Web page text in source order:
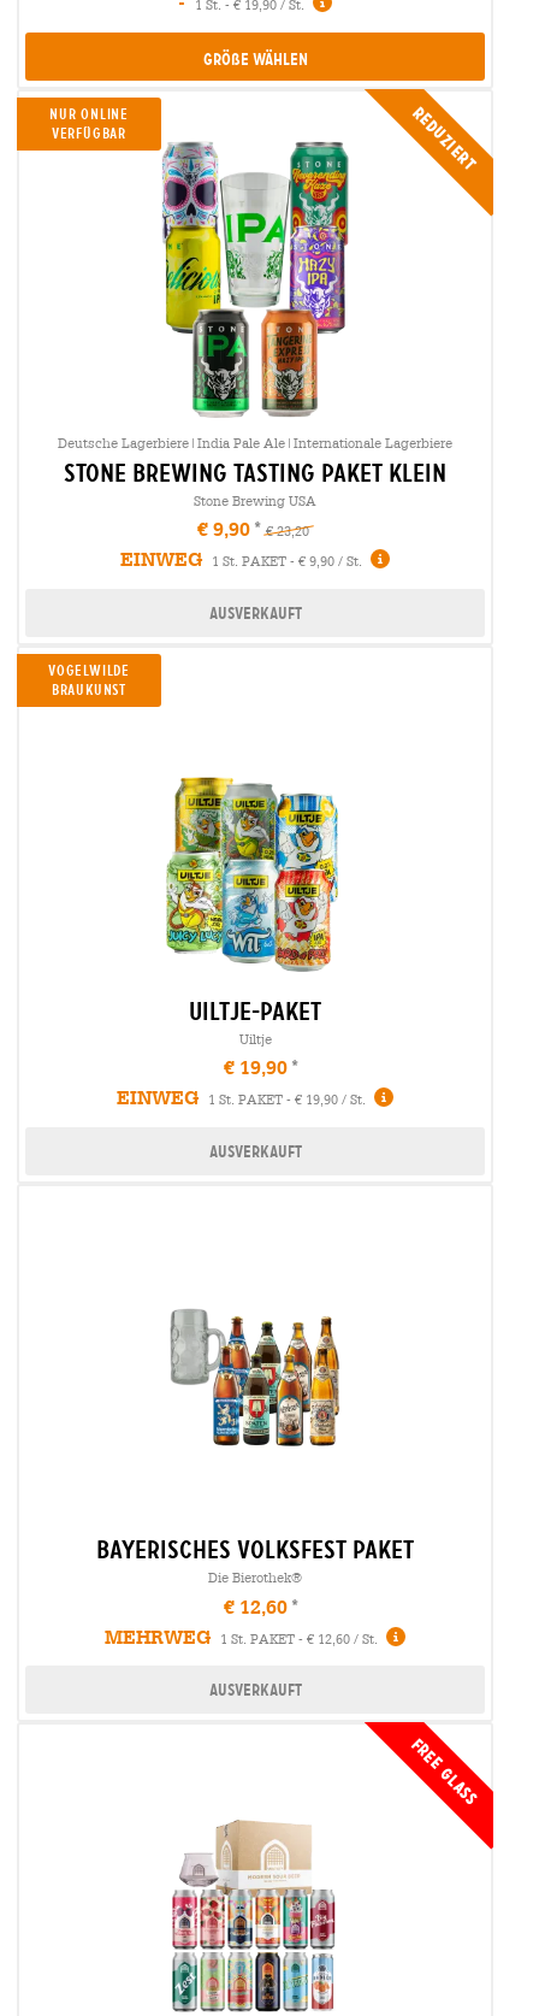
1 St. - € 19,90 / St.
Größe Wählen
Reduziert
NUR ONLINE
VERFÜGBAR
Deutsche Lagerbiere|India Pale Ale|Internationale Lagerbiere
stone brewing tasting Paket klein
Stone Brewing USA
€ 9,90 € 23,20
EINWEG 1 St. PAKET - € 9,90 / St.
Ausverkauft
Vogelwilde
Braukunst
uiltje-paket
Uiltje
€ 19,90
EINWEG
1 St. PAKET - € 19,90 / St.
Ausverkauft
bayerisches volksfest Paket
Die Bierothek®
€ 12,60
MEHRWEG
1 St. PAKET - € 12,60 / St.
Ausverkauft
FREE GLASS